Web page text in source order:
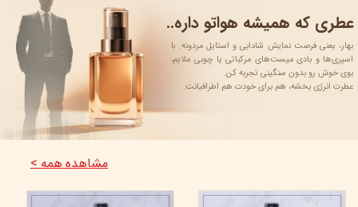
بهار، یعنی فرصت نمایش شادابی و استایل مردونه. با
اسپری‌ها و بادی میست‌های مرکباتی یا چوبی ملایم،
بوی خوش رو بدون سنگینی تجربه کن.
عطرت انرژی‌ بخشه، هم برای خودت هم اطرافیانت.
عطری که همیشه هواتو داره..
36%
35%
مشاهده همه >